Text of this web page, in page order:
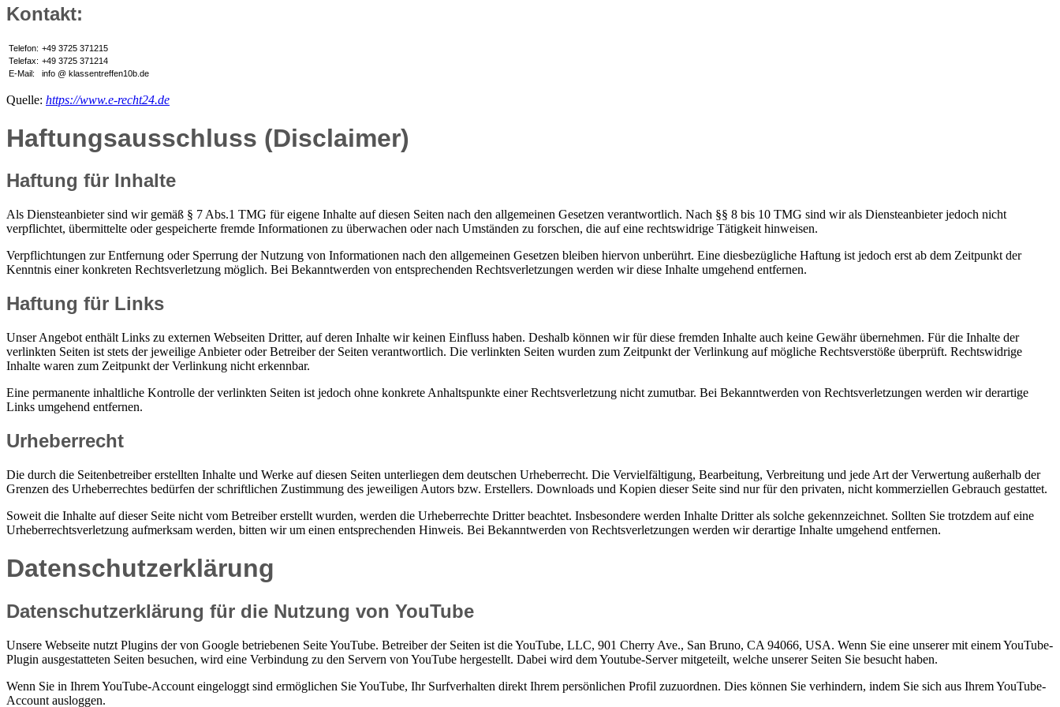
Kontakt:
Telefon: +49 3725 371215
Telefax: +49 3725 371214
E-Mail:
info @ klassentreffen10b.de
Quelle: https://www.e-recht24.de
Haftungsausschluss (Disclaimer)
Haftung für Inhalte
Als Diensteanbieter sind wir gemäß § 7 Abs.1 TMG für eigene Inhalte auf diesen Seiten nach den allgemeinen Gesetzen verantwortlich. Nach §§ 8 bis 10 TMG sind wir als Diensteanbieter jedoch nicht
verpflichtet, übermittelte oder gespeicherte fremde Informationen zu überwachen oder nach Umständen zu forschen, die auf eine rechtswidrige Tätigkeit hinweisen.
Verpflichtungen zur Entfernung oder Sperrung der Nutzung von Informationen nach den allgemeinen Gesetzen bleiben hiervon unberührt. Eine diesbezügliche Haftung ist jedoch erst ab dem Zeitpunkt der
Kenntnis einer konkreten Rechtsverletzung möglich. Bei Bekanntwerden von entsprechenden Rechtsverletzungen werden wir diese Inhalte umgehend entfernen.
Haftung für Links
Unser Angebot enthält Links zu externen Webseiten Dritter, auf deren Inhalte wir keinen Einfluss haben. Deshalb können wir für diese fremden Inhalte auch keine Gewähr übernehmen. Für die Inhalte der
verlinkten Seiten ist stets der jeweilige Anbieter oder Betreiber der Seiten verantwortlich. Die verlinkten Seiten wurden zum Zeitpunkt der Verlinkung auf mögliche Rechtsverstöße überprüft. Rechtswidrige
Inhalte waren zum Zeitpunkt der Verlinkung nicht erkennbar.
Eine permanente inhaltliche Kontrolle der verlinkten Seiten ist jedoch ohne konkrete Anhaltspunkte einer Rechtsverletzung nicht zumutbar. Bei Bekanntwerden von Rechtsverletzungen werden wir derartige
Links umgehend entfernen.
Urheberrecht
Die durch die Seitenbetreiber erstellten Inhalte und Werke auf diesen Seiten unterliegen dem deutschen Urheberrecht. Die Vervielfältigung, Bearbeitung, Verbreitung und jede Art der Verwertung außerhalb der
Grenzen des Urheberrechtes bedürfen der schriftlichen Zustimmung des jeweiligen Autors bzw. Erstellers. Downloads und Kopien dieser Seite sind nur für den privaten, nicht kommerziellen Gebrauch gestattet.
Soweit die Inhalte auf dieser Seite nicht vom Betreiber erstellt wurden, werden die Urheberrechte Dritter beachtet. Insbesondere werden Inhalte Dritter als solche gekennzeichnet. Sollten Sie trotzdem auf eine
Urheberrechtsverletzung aufmerksam werden, bitten wir um einen entsprechenden Hinweis. Bei Bekanntwerden von Rechtsverletzungen werden wir derartige Inhalte umgehend entfernen.
Datenschutzerklärung
Datenschutzerklärung für die Nutzung von YouTube
Unsere Webseite nutzt Plugins der von Google betriebenen Seite YouTube. Betreiber der Seiten ist die YouTube, LLC, 901 Cherry Ave., San Bruno, CA 94066, USA. Wenn Sie eine unserer mit einem YouTube-
Plugin ausgestatteten Seiten besuchen, wird eine Verbindung zu den Servern von YouTube hergestellt. Dabei wird dem Youtube-Server mitgeteilt, welche unserer Seiten Sie besucht haben.
Wenn Sie in Ihrem YouTube-Account eingeloggt sind ermöglichen Sie YouTube, Ihr Surfverhalten direkt Ihrem persönlichen Profil zuzuordnen. Dies können Sie verhindern, indem Sie sich aus Ihrem YouTube-
Account ausloggen.